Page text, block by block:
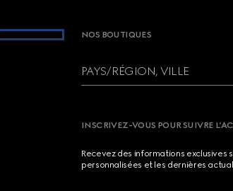
NOS BOUTIQUES
PAYS/RÉGION, VILLE
INSCRIVEZ-VOUS POUR SUIVRE
Recevez des informations exclusives
personnalisées et les dernières